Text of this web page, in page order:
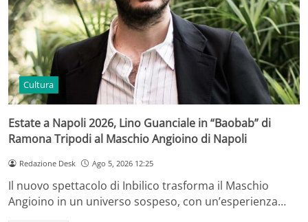
Cultura
Estate a Napoli 2026, Lino Guanciale in “Baobab” di
Ramona Tripodi al Maschio Angioino di Napoli
Redazione Desk Ago 5, 2026 12:25
Il nuovo spettacolo di Inbilico trasforma il Maschio
Angioino in un universo sospeso, con un’esperienza…